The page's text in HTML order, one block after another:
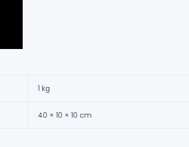
1 kg
40 × 10 × 10 cm